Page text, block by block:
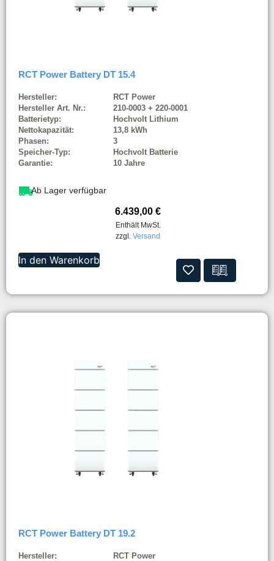
RCT Power Battery DT 15.4
Hersteller:
RCT Power
Hersteller Art. Nr.:
210-0003 + 220-0001
Batterietyp:
Hochvolt Lithium
Nettokapazität:
13,8 kWh
Phasen:
3
Speicher-Typ:
Hochvolt Batterie
Garantie:
10 Jahre
Ab Lager verfügbar
6.439,00 €
Enthält MwSt.
zzgl. Versand
In den Warenkorb
RCT Power Battery DT 19.2
Hersteller:
RCT Power